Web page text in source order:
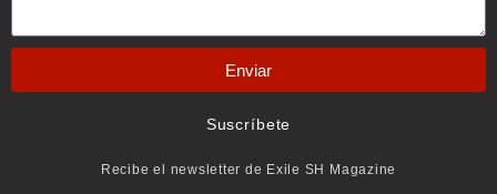
Enviar
Suscríbete
Recibe el newsletter de Exile SH Magazine